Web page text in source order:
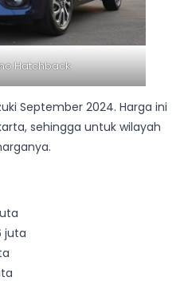
Hatchback
September 2024. Harga ini
sehingga untuk wilayah
juta